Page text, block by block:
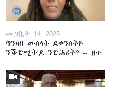
መጋቢት 14, 2025
ግንዛበ መሰላት ደቀንስትዮ
ንቕድሚት'ዶ ንድሕሪት? -- ዘተ